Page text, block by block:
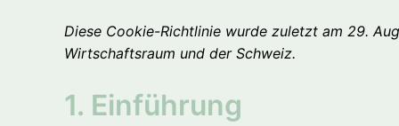
Diese Cookie-Richtlinie wurde zuletzt am 29.
Wirtschaftsraum und der Schweiz.
1. Einführung